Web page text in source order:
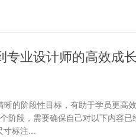
专业设计师的高效成
的阶段性目标，有助于学员更高
阶段，需要确保自己对以下内容已
寸标注...